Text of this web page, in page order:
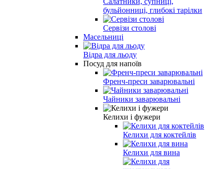
бульйонниці, глибокі тарілки
Сервізи столові
Масельниці
Відра для льоду
Посуд для напоїв
Френч-преси заварювальні
Чайники заварювальні
Келихи і фужери
Келихи для коктейлів
Келихи для вина